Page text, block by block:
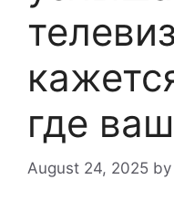
где
August 24, 2025 by